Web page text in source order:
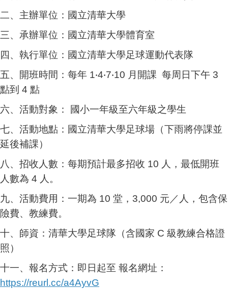
二、主辦單位：國立清華大學
三、承辦單位：國立清華大學體育室
四、執行單位：國立清華大學足球運動代表隊
五、開班時間：每年 1‧4‧7‧10 月開課 每周日下午 3
點到 4 點
六、活動對象： 國小一年級至六年級之學生
七、活動地點：國立清華大學足球場（下雨將停課並
延後補課）
八、招收人數：每期預計最多招收 10 人，最低開班
人數為 4 人。
九、活動費用：一期為 10 堂，3,000 元／人，包含保
險費、教練費。
十、師資：清華大學足球隊（含國家 C 級教練合格證
照）
十一、報名方式：即日起至 報名網址：
https://reurl.cc/a4AyvG